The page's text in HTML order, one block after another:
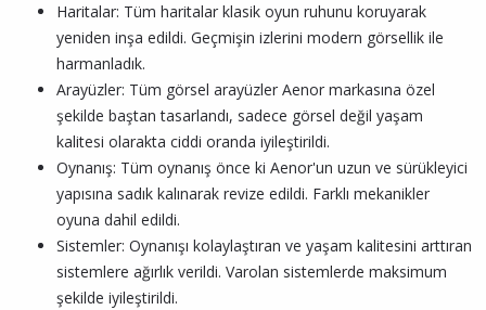
Haritalar: Tüm haritalar klasik oyun ruhunu koruyarak
yeniden inşa edildi. Geçmişin izlerini modern görsellik ile
harmanladık.
Arayüzler: Tüm görsel arayüzler Aenor markasına özel
şekilde baştan tasarlandı, sadece görsel değil yaşam
kalitesi olarakta ciddi oranda iyileştirildi.
Oynanış: Tüm oynanış önce ki Aenor'un uzun ve sürükleyici
yapısına sadık kalınarak revize edildi. Farklı mekanikler
oyuna dahil edildi.
Sistemler: Oynanışı kolaylaştıran ve yaşam kalitesini arttıran
sistemlere ağırlık verildi. Varolan sistemlerde maksimum
şekilde iyileştirildi.